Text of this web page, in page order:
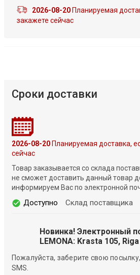
2026-08-20Планируемая
закажете сейчас
Сроки доставки
2026-08-20Планируемая доставка,
сейчас
Товар заказывается со склада
не сможет доставить данный товар
информируем Вас по электронной
Доступно Склад поставщика
Новинка! Электронный
LEMONA: Krasta 105, Riga
Пожалуйста, заберите свою
SMS.